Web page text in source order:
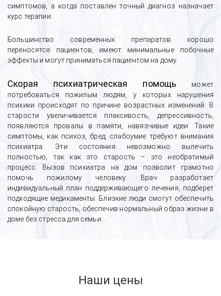
симптомов, а когда поставлен точный диагноз назначает
курс терапии.
Большинство современных препаратов хорошо
переносятся пациентов, имеют минимальные побочные
эффекты и могут приниматься пациентом на дому.
Скорая психиатрическая помощь
может
потребоваться пожилым людям, у которых нарушения
психики происходят по причине возрастных изменений. В
старости увеличивается плаксивость, депрессивность,
появляются провалы в памяти, навязчивые идеи. Такие
симптомы, как психоз, бред, слабоумие требуют внимания
психиатра. Эти состояния невозможно вылечить
полностью, так как это старость – это необратимый
процесс. Вызов психиатра на дом позволит грамотно
помочь пожилому человеку. Врач разработает
индивидуальный план поддерживающего лечения, подберет
подходящие медикаменты. Близкие люди смогут обеспечить
спокойную старость, обеспечив нормальный образ жизни в
доме без стресса для семьи.
Наши цены